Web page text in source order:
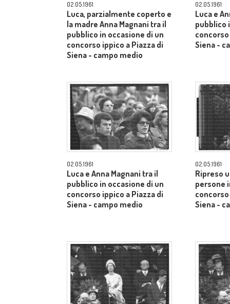
02.05.1961
Luca, parzialmente coperto e
la madre Anna Magnani tra il
pubblico in occasione di un
concorso ippico a Piazza di
Siena - campo medio
02.05.1961
Luca e
pubblico
Siena -
02.05.1961
Luca e Anna Magnani tra il
pubblico in occasione di un
concorso ippico a Piazza di
Siena - campo medio
02.05.1961
Ripreso
persone
Siena -